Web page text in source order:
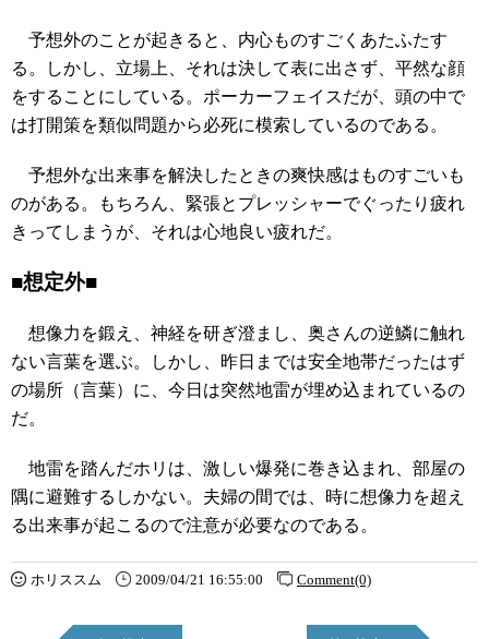
予想外のことが起きると、内心ものすごくあたふたす
る。しかし、立場上、それは決して表に出さず、平然な顔
をすることにしている。ポーカーフェイスだが、頭の中で
は打開策を類似問題から必死に模索しているのである。
予想外な出来事を解決したときの爽快感はものすごいも
のがある。もちろん、緊張とプレッシャーでぐったり疲れ
きってしまうが、それは心地良い疲れだ。
■想定外■
想像力を鍛え、神経を研ぎ澄まし、奥さんの逆鱗に触れ
ない言葉を選ぶ。しかし、昨日までは安全地帯だったはず
の場所（言葉）に、今日は突然地雷が埋め込まれているの
だ。
地雷を踏んだホリは、激しい爆発に巻き込まれ、部屋の
隅に避難するしかない。夫婦の間では、時に想像力を超え
る出来事が起こるので注意が必要なのである。
ホリススム 2009/04/21 16:55:00 Comment(0)